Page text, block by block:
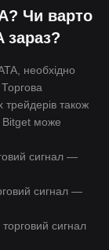
Чи варто
зараз?
необхідно
трейдерів також
Bitget може
сигнал —
сигнал —
торговий сигнал